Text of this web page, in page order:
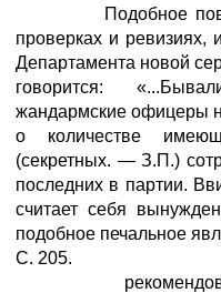
Подобное
проверках и ревизиях,
Департамента новой
говорится:
жандармские офицеры
о количестве
(секретных. — З.П.)
последних в партии.
считает себя
подобное печальное
С. 205.
рекомендовать